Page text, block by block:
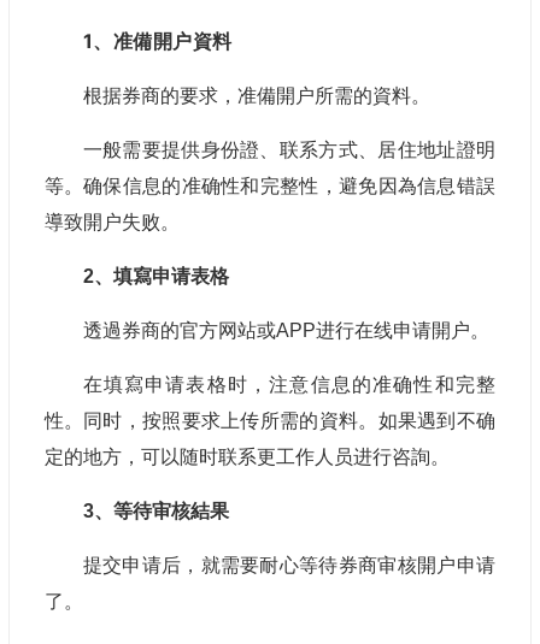
1、准備開户資料
根据券商的要求，准備開户所需的資料。
一般需要提供身份證、联系方式、居住地址證明
等。确保信息的准确性和完整性，避免因為信息错誤
導致開户失败。
2、填寫申请表格
透過券商的官方网站或APP进行在线申请開户。
在填寫申请表格时，注意信息的准确性和完整
性。同时，按照要求上传所需的資料。如果遇到不确
定的地方，可以随时联系更工作人员进行咨詢。
3、等待审核結果
提交申请后，就需要耐心等待券商审核開户申请
了。